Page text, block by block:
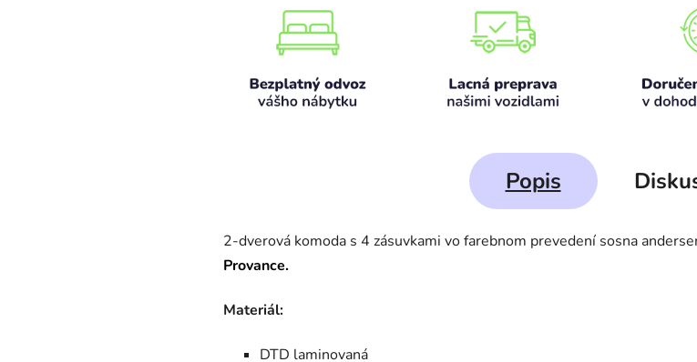
Popis
2-dverová komoda s 4 zásuvkami vo farebnom prevedení sosna
Provance.
Materiál:
DTD laminovaná